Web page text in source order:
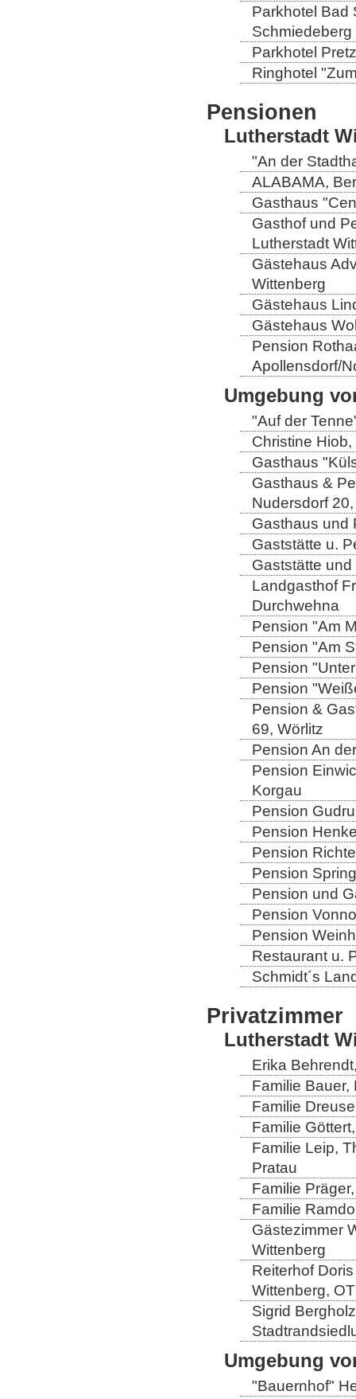
Parkhotel Bad
Schmiedeberg
Parkhotel
Ringhotel
Pensionen
Lutherstadt
"An der
ALABAMA,
Gasthaus
Gasthof und
Lutherstadt
Gästehaus
Wittenberg
Gästehaus
Gästehaus
Pension
Apollensdorf/
Umgebung
"Auf der
Christine
Gasthaus
Gasthaus &
Nudersdorf
Gasthaus und
Gaststätte u.
Gaststätte
Landgasthof
Durchwehna
Pension "Am
Pension "Am
Pension
Pension
Pension &
69, Wörlitz
Pension An
Pension
Korgau
Pension
Pension
Pension
Pension
Pension und
Pension
Pension
Restaurant u.
Schmidt´s
Privatzimmer
Lutherstadt
Erika
Familie Bauer,
Familie
Familie
Familie Leip,
Pratau
Familie
Familie
Gästezimmer
Wittenberg
Reiterhof
Wittenberg,
Sigrid
Umgebung
"Bauernhof"